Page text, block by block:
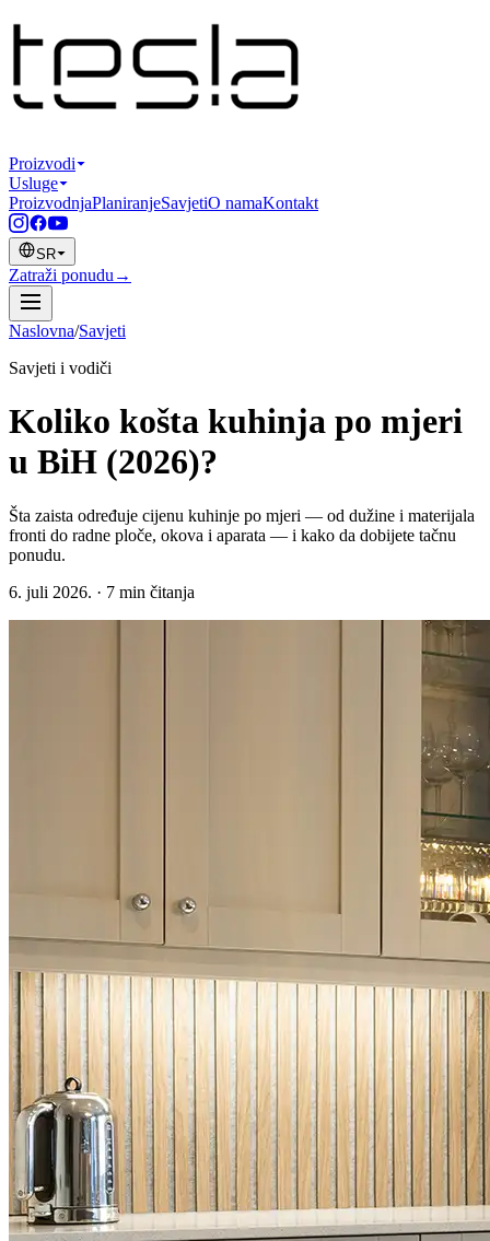
Proizvodi
Usluge
ProizvodnjaPlaniranjeSavjetiO namaKontakt
SR
Zatraži ponudu →
Naslovna/Savjeti
Savjeti i vodiči
Koliko košta kuhinja po mjeri
u BiH (2026)?
Šta zaista određuje cijenu kuhinje po mjeri — od dužine i materijala
fronti do radne ploče, okova i aparata — i kako da dobijete tačnu
ponudu.
6. juli 2026. · 7 min čitanja